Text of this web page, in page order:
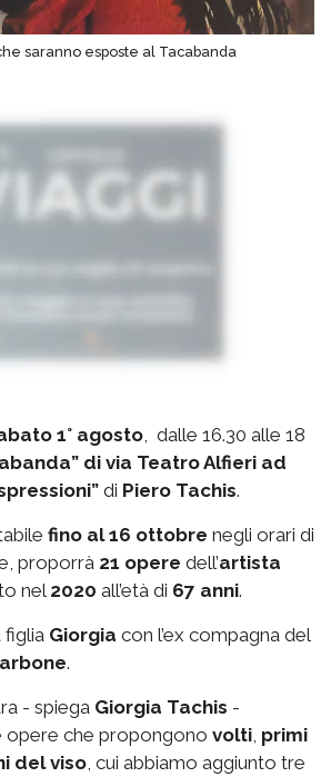
saranno esposte al Tacabanda
1° agosto , dalle 16.30 alle 18
di via Teatro Alfieri ad
di Piero Tachis.
fino al 16 ottobre negli orari di
proporrà 21 opere dell’artista
nel 2020 all’età di 67 anni.
figlia Giorgia con l’ex compagna del
.
- spiega Giorgia Tachis -
opere che propongono volti primi
del viso , cui abbiamo aggiunto tre